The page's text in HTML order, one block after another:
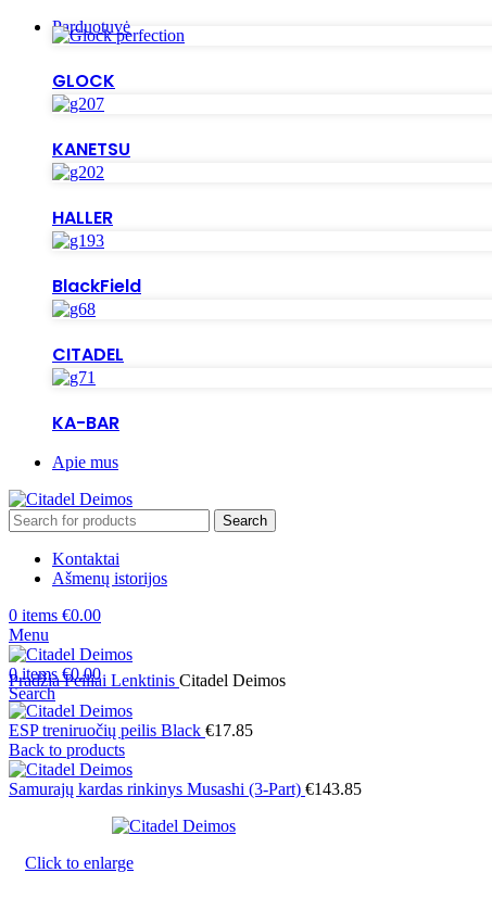
Parduotuvė
GLOCK
KANETSU
HALLER
BlackField
CITADEL
KA-BAR
Apie mus
Search
Kontaktai
Ašmenų istorijos
0 items €0.00
Menu
0items €0.00
Search
PradžiaPeiliai Lenktinis Citadel Deimos
ESP treniruočių peilis Black €17.85
Back to products
Samurajų kardas rinkinys Musashi (3-Part) €143.85
Click to enlarge